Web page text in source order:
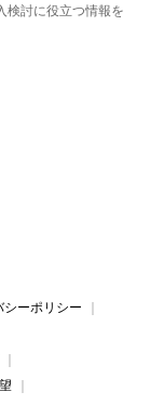
検討に役立つ情報を
シーポリシー